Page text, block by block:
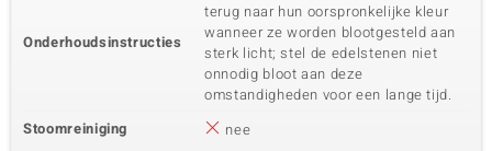
Onderhoudsinstructies
terug naar hun oorspronkelijke kleur
wanneer ze worden blootgesteld aan
sterk licht; stel de edelstenen niet
onnodig bloot aan deze
omstandigheden voor een lange tijd.
Stoomreiniging
nee